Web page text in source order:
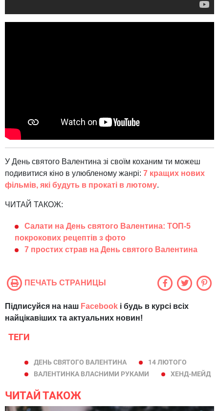
У День святого Валентина зі своїм коханим ти можеш
подивитися кіно в улюбленому жанрі: 7 кращих нових
фільмів, які будуть в прокаті в лютому.
ЧИТАЙ ТАКОЖ:
Салати на День святого Валентина: ТОП-5
покрокових рецептів з фото
7 простих страв на День святого Валентина
ПЕЧАТЬ СТРАНИЦЫ
Підписуйся на наш Facebook і будь в курсі всіх
найцікавіших та актуальних новин!
ТЕГИ
ДЕНЬ СВЯТОГО ВАЛЕНТИНА
14 ЛЮТОГО
ВАЛЕНТИНКА ВЛАСНИМИ РУКАМИ
ХЕНД-МЕЙД
ЧИТАЙ ТАКОЖ